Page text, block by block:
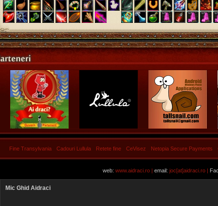
Fine Transylvania Cadouri Lullula Retete fine CeVisez Netopia Secure Payments
web: www.aidraci.ro | email: joc[at]aidraci.ro |
Mic Ghid Aidraci